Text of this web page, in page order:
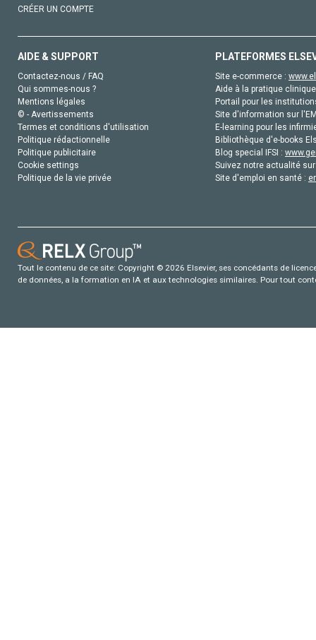
CRÉER UN COMPTE
AIDE & SUPPORT
Contactez-nous / FAQ
Qui sommes-nous ?
Mentions légales
© - Avertissements
Termes et conditions d'utilisation
Politique rédactionnelle
Politique publicitaire
Cookie settings
Politique de la vie privée
PLATEFORMES
Site e-commerce :
Aide à la pratique
Portail pour les
Site d'information sur
E-learning pour les
Bibliothèque d'e-books
Blog special IFSI :
Suivez notre actualité
Site d'emploi en santé :
Tout le contenu de ce site: Copyright © 2026 Elsevier, ses concédants de
de données, a la formation en IA et aux technologies similaires. Pour tout